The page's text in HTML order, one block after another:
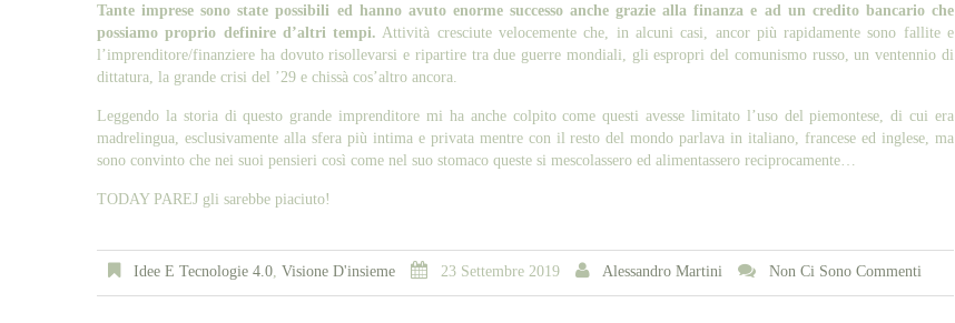
Tante imprese sono state possibili ed hanno avuto enorme successo anche grazie alla finanza e ad un credito bancario che
possiamo proprio definire d’altri tempi. Attività cresciute velocemente che, in alcuni casi, ancor più rapidamente sono fallite e
l’imprenditore/finanziere ha dovuto risollevarsi e ripartire tra due guerre mondiali, gli espropri del comunismo russo, un ventennio di
dittatura, la grande crisi del ’29 e chissà cos’altro ancora.
Leggendo la storia di questo grande imprenditore mi ha anche colpito come questi avesse limitato l’uso del piemontese, di cui era
madrelingua, esclusivamente alla sfera più intima e privata mentre con il resto del mondo parlava in italiano, francese ed inglese, ma
sono convinto che nei suoi pensieri così come nel suo stomaco queste si mescolassero ed alimentassero reciprocamente…
TODAY PAREJ gli sarebbe piaciuto!
Idee E Tecnologie 4.0 Visione D'insieme 23 Settembre 2019 Alessandro Martini Non Ci Sono Commenti